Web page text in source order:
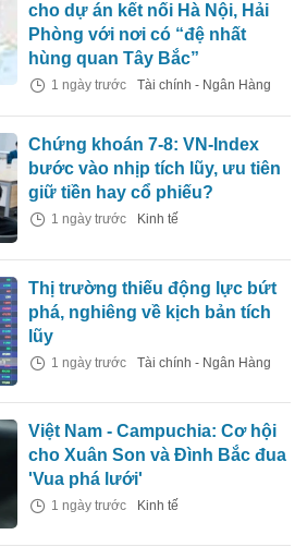
cho dự án kết nối Hà Nội, Hải
Phòng với nơi có “đệ nhất
hùng quan Tây Bắc”
1 ngày trước Tài chính - Ngân Hàng
Chứng khoán 7-8: VN-Index
bước vào nhịp tích lũy, ưu tiên
giữ tiền hay cổ phiếu?
1 ngày trước Kinh tế
Thị trường thiếu động lực bứt
phá, nghiêng về kịch bản tích
lũy
1 ngày trước Tài chính - Ngân Hàng
Việt Nam - Campuchia: Cơ hội
cho Xuân Son và Đình Bắc đua
'Vua phá lưới'
1 ngày trước Kinh tế